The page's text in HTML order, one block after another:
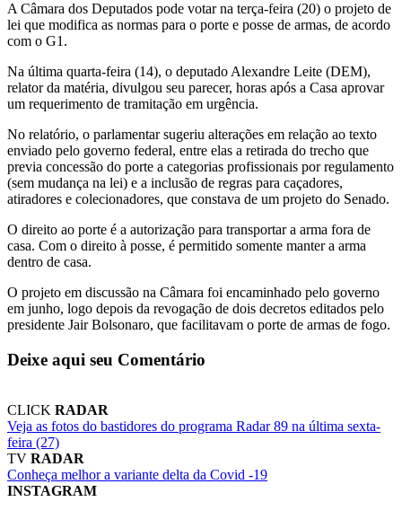
A Câmara dos Deputados pode votar na terça-feira (20) o projeto de
lei que modifica as normas para o porte e posse de armas, de acordo
com o G1.
Na última quarta-feira (14), o deputado Alexandre Leite (DEM),
relator da matéria, divulgou seu parecer, horas após a Casa aprovar
um requerimento de tramitação em urgência.
No relatório, o parlamentar sugeriu alterações em relação ao texto
enviado pelo governo federal, entre elas a retirada do trecho que
previa concessão do porte a categorias profissionais por regulamento
(sem mudança na lei) e a inclusão de regras para caçadores,
atiradores e colecionadores, que constava de um projeto do Senado.
O direito ao porte é a autorização para transportar a arma fora de
casa. Com o direito à posse, é permitido somente manter a arma
dentro de casa.
O projeto em discussão na Câmara foi encaminhado pelo governo
em junho, logo depois da revogação de dois decretos editados pelo
presidente Jair Bolsonaro, que facilitavam o porte de armas de fogo.
Deixe aqui seu Comentário
CLICK RADAR
Veja as fotos do bastidores do programa Radar 89 na última sexta-
feira (27)
TV RADAR
Conheça melhor a variante delta da Covid -19
INSTAGRAM